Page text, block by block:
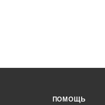
ПОМОЩЬ